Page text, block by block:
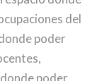
del
poder
poder